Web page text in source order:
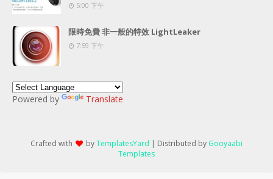
5:00 下午
限時免費 非一般的特效 LightLeaker
7:59 下午
Powered by Translate
Crafted with byTemplatesYard | Distributed by Gooyaabi
Templates